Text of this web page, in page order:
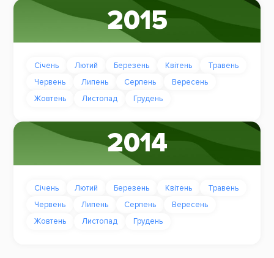
2015
Січень Лютий Березень Квітень
Травень
Червень
Липень Серпень
Вересень
Жовтень
Листопад Грудень
2014
Січень Лютий Березень Квітень
Травень
Червень
Липень Серпень
Вересень
Жовтень
Листопад Грудень